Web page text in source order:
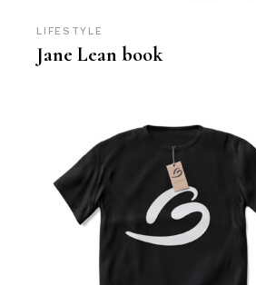
LIFESTYLE
Jane Lean book